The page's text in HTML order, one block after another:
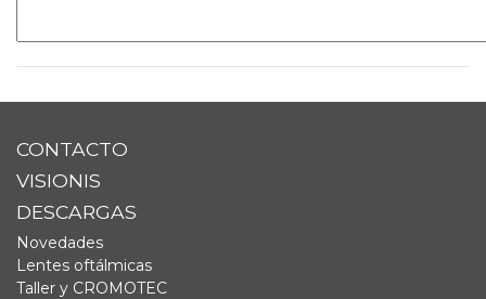
CONTACTO
VISIONIS
DESCARGAS
Novedades
Lentes oftálmicas
Taller y CROMOTEC